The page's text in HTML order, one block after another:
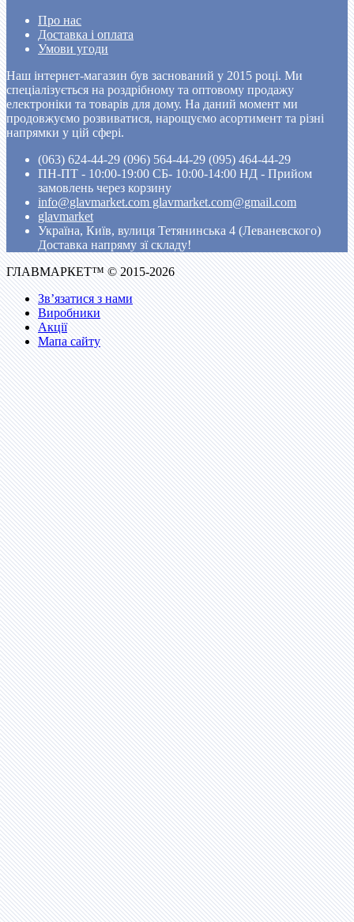
Про нас
Доставка і оплата
Умови угоди
Наш інтернет-магазин був заснований у 2015 році. Ми
спеціалізується на роздрібному та оптовому продажу
електроніки та товарів для дому. На даний момент ми
продовжуємо розвиватися, нарощуємо асортимент та різні
напрямки у цій сфері.
(063) 624-44-29 (096) 564-44-29 (095) 464-44-29
ПН-ПТ - 10:00-19:00 CБ- 10:00-14:00 НД - Прийом
замовлень через корзину
info@glavmarket.com glavmarket.com@gmail.com
glavmarket
Україна, Київ, вулиця Тетянинська 4 (Леваневского)
Доставка напряму зї складу!
ГЛАВМАРКЕТ™ © 2015-2026
Зв’язатися з нами
Виробники
Акції
Мапа сайту